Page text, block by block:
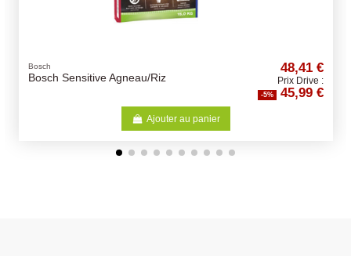
Riz Prix Drive : NUTRIBIRD P15 Original